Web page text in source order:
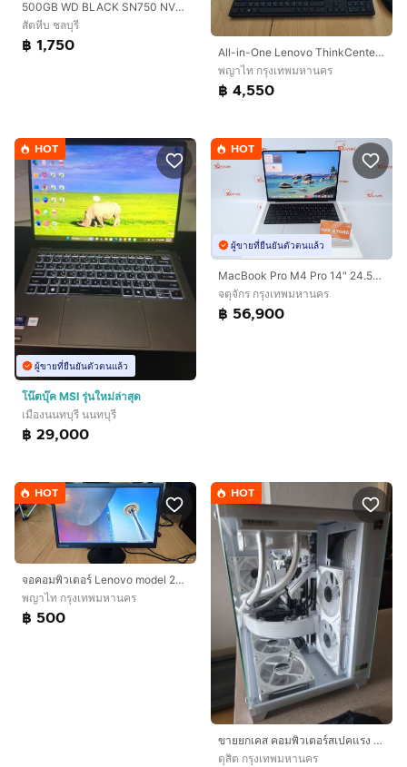
500GB WD BLACK SN750 NVMe SSD
สัตหีบ ชลบุรี
฿ 1,750
All-in-One Lenovo ThinkCenter E73z
พญาไท กรุงเทพมหานคร
฿ 4,550
HOT
ผู้ขายที่ยืนยันตัวตนแล้ว
โน๊ตบุ๊ค MSI รุ่นใหม่ล่าสุด
เมืองนนทบุรี นนทบุรี
฿ 29,000
HOT
ผู้ขายที่ยืนยันตัวตนแล้ว
MacBook Pro M4 Pro 14" 24.512GB Batt96 08.2026
จตุจักร กรุงเทพมหานคร
฿ 56,900
HOT
จอคอมพิวเตอร์ Lenovo model 2215SD(ขายถูกสุดในทุกที่)
พญาไท กรุงเทพมหานคร
฿ 500
HOT
ขายยกเคส คอมพิวเตอร์สเปคแรง รับของเองครับ
ดุสิต กรุงเทพมหานคร